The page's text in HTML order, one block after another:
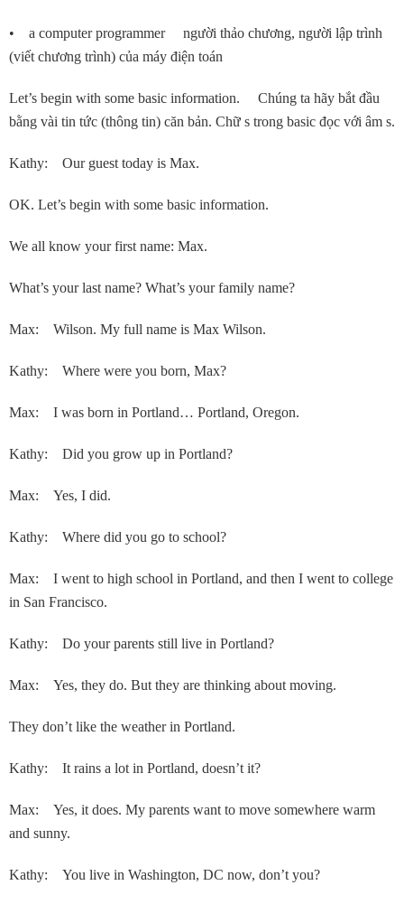
• a computer programmer người thảo chương, người lập trình
(viết chương trình) của máy điện toán
Let’s begin with some basic information. Chúng ta hãy bắt đầu
bằng vài tin tức (thông tin) căn bản. Chữ s trong basic đọc với âm s.
Kathy: Our guest today is Max.
OK. Let’s begin with some basic information.
We all know your first name: Max.
What’s your last name? What’s your family name?
Max: Wilson. My full name is Max Wilson.
Kathy: Where were you born, Max?
Max: I was born in Portland… Portland, Oregon.
Kathy: Did you grow up in Portland?
Max: Yes, I did.
Kathy: Where did you go to school?
Max: I went to high school in Portland, and then I went to college
in San Francisco.
Kathy: Do your parents still live in Portland?
Max: Yes, they do. But they are thinking about moving.
They don’t like the weather in Portland.
Kathy: It rains a lot in Portland, doesn’t it?
Max: Yes, it does. My parents want to move somewhere warm
and sunny.
Kathy: You live in Washington, DC now, don’t you?